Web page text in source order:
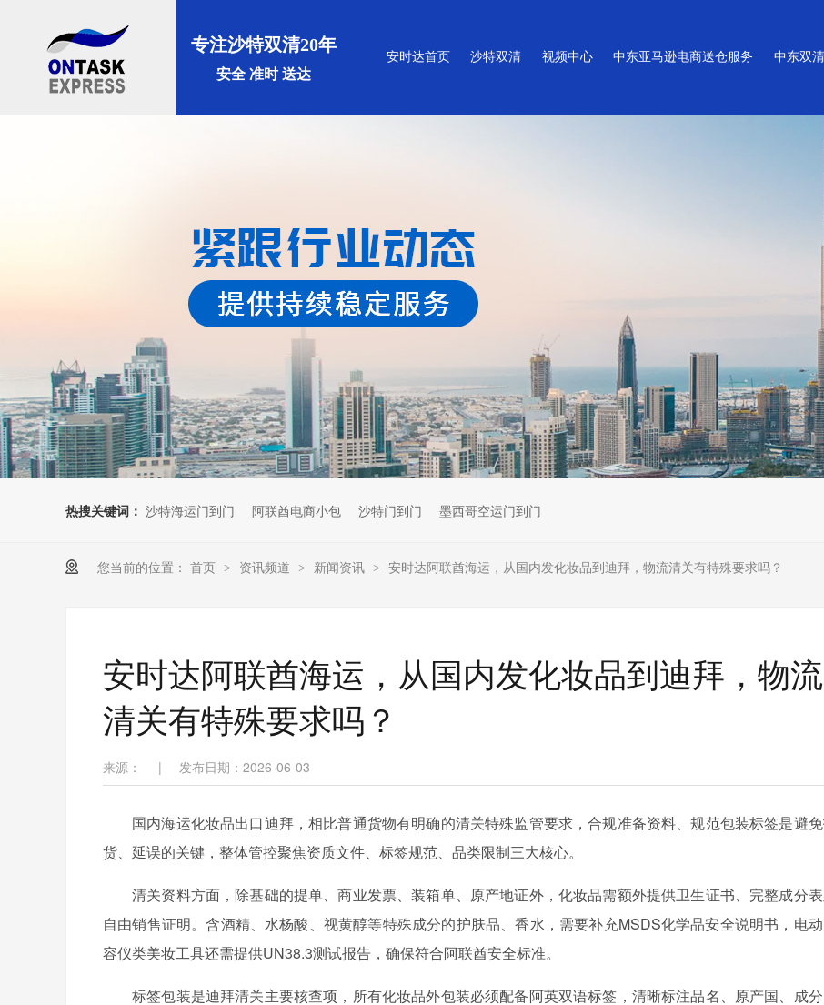
专注沙特双清20年
安全 准时 送达
安时达首页 沙特双清 视频中心 中东亚马逊电商送仓服务 中东双清
热搜关键词： 沙特海运门到门 阿联酋电商小包 沙特门到门 墨西哥空运门到门
您当前的位置： 首页 > 资讯频道 > 新闻资讯 > 安时达阿联酋海运，从国内发化妆品到迪拜，物流清关有特殊要求吗？
安时达阿联酋海运，从国内发化妆品到迪拜，物流
清关有特殊要求吗？
来源： | 发布日期：2026-06-03
国内海运化妆品出口迪拜，相比普通货物有明确的清关特殊监管要求，合规准备资料、规范包装标签是避
货、延误的关键，整体管控聚焦资质文件、标签规范、品类限制三大核心。
清关资料方面，除基础的提单、商业发票、装箱单、原产地证外，化妆品需额外提供卫生证书、完整成分表
自由销售证明。含酒精、水杨酸、视黄醇等特殊成分的护肤品、香水，需要补充MSDS化学品安全说明书，电
容仪类美妆工具还需提供UN38.3测试报告，确保符合阿联酋安全标准。
标签包装是迪拜清关主要核查项，所有化妆品外包装必须配备阿英双语标签，清晰标注品名、原产国、成分